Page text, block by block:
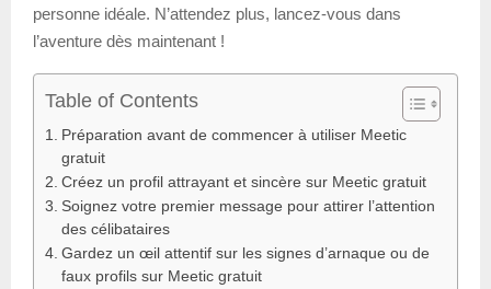
personne idéale. N’attendez plus, lancez-vous dans
l’aventure dès maintenant !
Table of Contents
Préparation avant de commencer à utiliser Meetic
gratuit
Créez un profil attrayant et sincère sur Meetic gratuit
Soignez votre premier message pour attirer l’attention
des célibataires
Gardez un œil attentif sur les signes d’arnaque ou de
faux profils sur Meetic gratuit